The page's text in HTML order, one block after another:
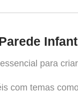
para
com temas